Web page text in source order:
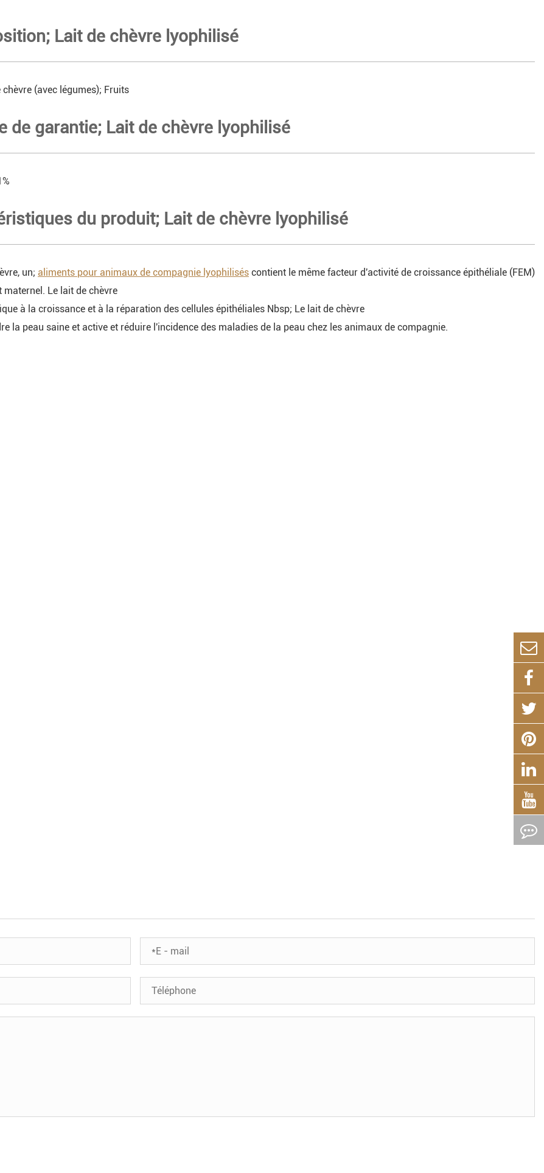
Lait de chèvre lyophilisé
chèvre (avec légumes); Fruits
de garantie; Lait de chèvre lyophilisé
du produit; Lait de chèvre lyophilisé
un; aliments pour animaux de compagnie lyophilisés contient le même facteur d'activité de croissance épithéliale (FEM)
maternel. Le lait de chèvre
à la croissance et à la réparation des cellules épithéliales Nbsp; Le lait de chèvre
la peau saine et active et réduire l'incidence des maladies de la peau chez les animaux de compagnie.